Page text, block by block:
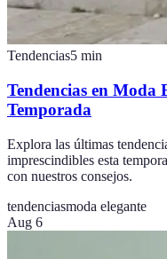
Tendencias5 min
Tendencias en Moda
Temporada
Explora las últimas
imprescindibles esta
con nuestros consejos.
tendenciasmoda elegante
Aug 6